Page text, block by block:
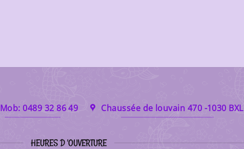
Mob: 0489 32 86 49 Chaussée de louvain 470 -1030 BXL
HEURES D 'OUVERTURE